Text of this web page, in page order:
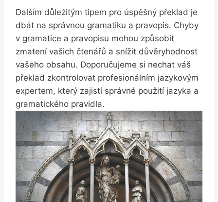
Dalším důležitým tipem pro úspěšný překlad je
dbát na správnou gramatiku a pravopis. Chyby
v gramatice a pravopisu mohou způsobit
zmatení vašich čtenářů a snížit důvěryhodnost
vašeho obsahu. Doporučujeme si nechat váš
překlad zkontrolovat profesionálním jazykovým
expertem, který zajistí správné použití jazyka a
gramatického pravidla.